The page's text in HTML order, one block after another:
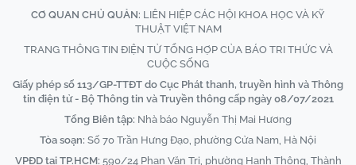
CƠ QUAN CHỦ QUẢN: LIÊN HIỆP CÁC HỘI KHOA HỌC VÀ KỸ
THUẬT VIỆT NAM
TRANG THÔNG TIN ĐIỆN TỬ TỔNG HỢP CỦA BÁO TRI THỨC VÀ
CUỘC SỐNG
Giấy phép số 113/GP-TTĐT do Cục Phát thanh, truyền hình và Thông
tin điện tử - Bộ Thông tin và Truyền thông cấp ngày 08/07/2021
Tổng Biên tập: Nhà báo Nguyễn Thị Mai Hương
Tòa soạn: Số 70 Trần Hưng Đạo, phường Cửa Nam, Hà Nội
VPĐD tại TP.HCM: 590/24 Phan Văn Trị, phường Hạnh Thông, Thành